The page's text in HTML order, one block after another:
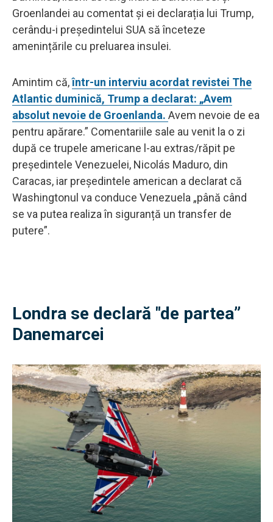
Groenlandei au comentat și ei declarația lui Trump,
cerându-i președintelui SUA să înceteze
amenințările cu preluarea insulei.
Amintim că,într-un interviu acordat revistei The
Atlantic duminică, Trump a declarat: „Avem
absolut nevoie de Groenlanda. Avem nevoie de ea
pentru apărare.” Comentariile sale au venit la o zi
după ce trupele americane l-au extras/răpit pe
președintele Venezuelei, Nicolás Maduro, din
Caracas, iar președintele american a declarat că
Washingtonul va conduce Venezuela „până când
se va putea realiza în siguranță un transfer de
putere”.
Londra se declară "de partea”
Danemarcei